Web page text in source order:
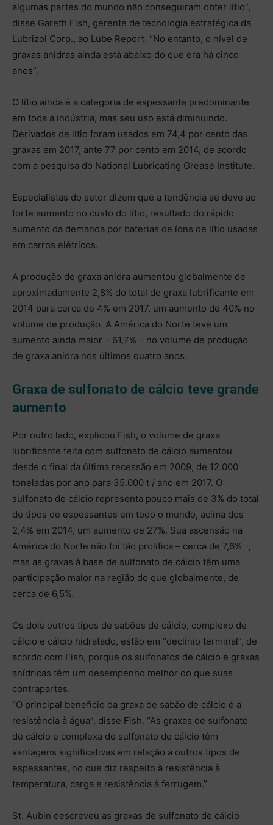
algumas partes do mundo não conseguiram obter lítio”,
disse Gareth Fish, gerente de tecnologia estratégica da
Lubrizol Corp., ao Lube Report. “No entanto, o nível de
graxas anidras ainda está abaixo do que era há cinco
anos”.
O lítio ainda é a categoria de espessante predominante
em toda a indústria, mas seu uso está diminuindo.
Derivados de lítio foram usados ​​em 74,4 por cento das
graxas em 2017, ante 77 por cento em 2014, de acordo
com a pesquisa do National Lubricating Grease Institute.
Especialistas do setor dizem que a tendência se deve ao
forte aumento no custo do lítio, resultado do rápido
aumento da demanda por baterias de íons de lítio usadas
em carros elétricos.
A produção de graxa anidra aumentou globalmente de
aproximadamente 2,8% do total de graxa lubrificante em
2014 para cerca de 4% em 2017, um aumento de 40% no
volume de produção. A América do Norte teve um
aumento ainda maior – 61,7% – no volume de produção
de graxa anidra nos últimos quatro anos.
Graxa de sulfonato de cálcio teve grande
aumento
Por outro lado, explicou Fish, o volume de graxa
lubrificante feita com sulfonato de cálcio aumentou
desde o final da última recessão em 2009, de 12.000
toneladas por ano para 35.000 t / ano em 2017. O
sulfonato de cálcio representa pouco mais de 3% do total
de tipos de espessantes em todo o mundo, acima dos
2,4% em 2014, um aumento de 27%. Sua ascensão na
América do Norte não foi tão prolífica – cerca de 7,6% -,
mas as graxas à base de sulfonato de cálcio têm uma
participação maior na região do que globalmente, de
cerca de 6,5%.
Os dois outros tipos de sabões de cálcio, complexo de
cálcio e cálcio hidratado, estão em “declínio terminal”, de
acordo com Fish, porque os sulfonatos de cálcio e graxas
anídricas têm um desempenho melhor do que suas
contrapartes.
“O principal benefício da graxa de sabão de cálcio é a
resistência à água”, disse Fish. “As graxas de sulfonato
de cálcio e complexa de sulfonato de cálcio têm
vantagens significativas em relação a outros tipos de
espessantes, no que diz respeito à resistência à
temperatura, carga e resistência à ferrugem.”
St. Aubin descreveu as graxas de sulfonato de cálcio